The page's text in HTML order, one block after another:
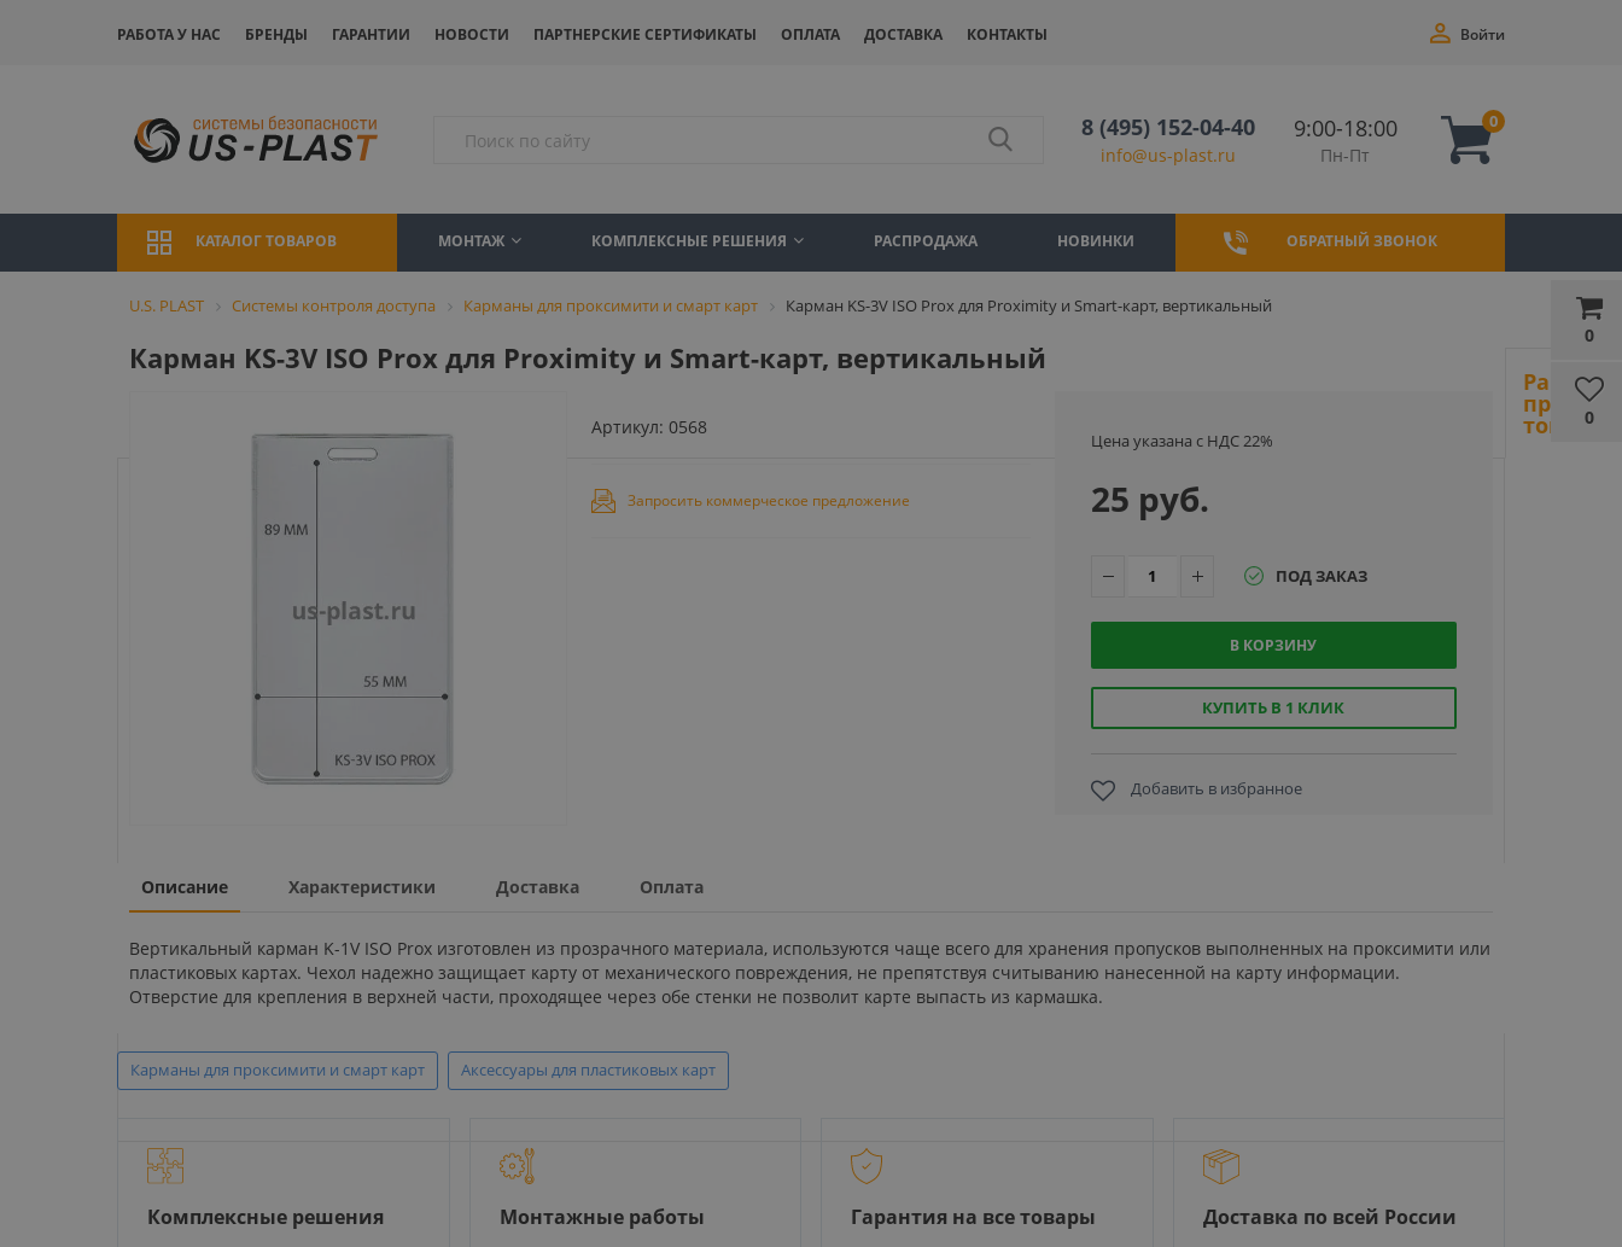
РАБОТА У НАС БРЕНДЫ ГАРАНТИИ НОВОСТИ ПАРТНЕРСКИЕ СЕРТИФИКАТЫ ОПЛАТА ДОСТАВКА КОНТАКТЫ
0
0
Войти
8 (495) 152-04-40
info@us-plast.ru
9:00-18:00
Пн-Пт
0
КАТАЛОГ ТОВАРОВ МОНТАЖ КОМПЛЕКСНЫЕ РЕШЕНИЯ РАСПРОДАЖА НОВИНКИ ОБРАТНЫЙ ЗВОНОК
U.S. PLAST Системы контроля доступа Карманы для проксимити и смарт карт Карман KS-3V ISO Prox для Proximity и Smart-карт, вертикальный
Карман KS-3V ISO Prox для Proximity и Smart-карт, вертикальный
Артикул: 0568
Запросить коммерческое предложение
Цена указана с НДС 22%
25 руб.
ПОД ЗАКАЗ
В КОРЗИНУ
КУПИТЬ В 1 КЛИК
Добавить в избранное
Описание Характеристики Доставка Оплата
Вертикальный карман K-1V ISO Prox изготовлен из прозрачного материала, используются чаще всего для хранения пропусков выполненных на проксимити или
пластиковых картах. Чехол надежно защищает карту от механического повреждения, не препятствуя считыванию нанесенной на карту информации.
Отверстие для крепления в верхней части, проходящее через обе стенки не позволит карте выпасть из кармашка.
Карманы для проксимити и смарт карт Аксессуары для пластиковых карт
Комплексные решения Монтажные работы Гарантия на все товары Доставка по всей России
Ранее
товары